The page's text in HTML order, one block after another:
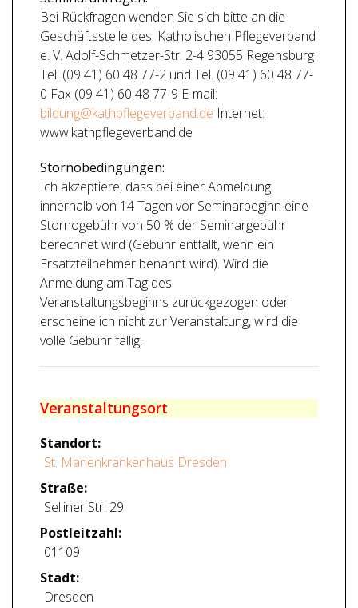
Bei Rückfragen wenden Sie sich bitte an die
Geschäftsstelle des: Katholischen Pflegeverband
e. V. Adolf-Schmetzer-Str. 2-4 93055 Regensburg
Tel. (09 41) 60 48 77-2 und Tel. (09 41) 60 48 77-
0 Fax (09 41) 60 48 77-9 E-mail:
bildung@kathpflegeverband.de Internet:
www.kathpflegeverband.de
Stornobedingungen:
Ich akzeptiere, dass bei einer Abmeldung
innerhalb von 14 Tagen vor Seminarbeginn eine
Stornogebühr von 50 % der Seminargebühr
berechnet wird (Gebühr entfällt, wenn ein
Ersatzteilnehmer benannt wird). Wird die
Anmeldung am Tag des
Veranstaltungsbeginns zurückgezogen oder
erscheine ich nicht zur Veranstaltung, wird die
volle Gebühr fällig.
Veranstaltungsort
Standort:
St. Marienkrankenhaus Dresden
Straße:
Selliner Str. 29
Postleitzahl:
01109
Stadt:
Dresden